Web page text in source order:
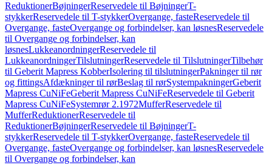
ReduktionerBøjningerReservedele til BøjningerT-
stykkerReservedele til T-stykkerOvergange, fasteReservedele til
Overgange, fasteOvergange og forbindelser, kan løsnesReservedele
til Overgange og forbindelser, kan
løsnesLukkeanordningerReservedele til
LukkeanordningerTilslutningerReservedele til TilslutningerTilbehør
til Geberit Mapress KobberIsolering til tilslutningerPakninger til rør
og fittingsAfdækninger til rørBeslag til rørSystempakningerGeberit
Mapress CuNiFeGeberit Mapress CuNiFeReservedele til Geberit
Mapress CuNiFeSystemrør 2.1972MufferReservedele til
MufferReduktionerReservedele til
ReduktionerBøjningerReservedele til BøjningerT-
stykkerReservedele til T-stykkerOvergange, fasteReservedele til
Overgange, fasteOvergange og forbindelser, kan løsnesReservedele
til Overgange og forbindelser, kan